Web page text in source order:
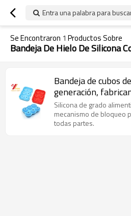
Entra una palabra para
Se Encontraron 1 Productos Sobre
Bandeja De Hielo De Silicona
Bandeja de cubos
generación,
bandeja de hielo
Esfera para enfriar
vodka
Silicona de grado
mecanismo de bloqueo
todas partes.